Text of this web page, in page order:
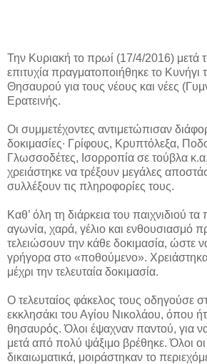
Την Κυριακή το πρωί (17/4/2016) μετά
επιτυχία πραγματοποιήθηκε το Κυνήγι
Θησαυρού για τους νέους και νέες
Ερατεινής.
Οι συμμετέχοντες αντιμετώπισαν
δοκιμασίες∙ Γρίφους, Κρυπτόλεξα,
Γλωσσοδέτες, Ισορροπία σε τούβλα
χρειάστηκε να τρέξουν μεγάλες
συλλέξουν τις πληροφορίες τους.
Καθ’ όλη τη διάρκεια του παιχνιδιού τα
αγωνία, χαρά, γέλιο και ενθουσιασμό
τελειώσουν την κάθε δοκιμασία, ώστε
γρήγορα στο «ποθούμενο».
μέχρι την τελευταία δοκιμασία.
Ο τελευταίος φάκελος τους οδηγούσε
εκκλησάκι του Αγίου Νικολάου, όπου
θησαυρός. Όλοι έψαχναν παντού, για
μετά από πολύ ψάξιμο βρέθηκε. Όλοι οι
δικαιωματικά, μοιράστηκαν το